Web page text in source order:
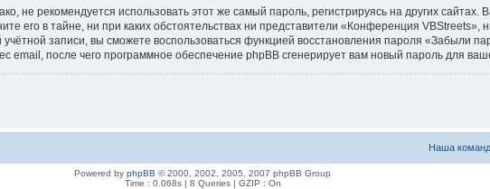
рекомендуется использовать этот же самый пароль, регистрируясь на других сайтах.
его в тайне, ни при каких обстоятельствах ни представители «Конференция VBStreets»,
записи, вы сможете воспользоваться функцией восстановления пароля «Забыли
после чего программное обеспечение phpBB сгенерирует вам новый пароль для
Наша
Powered by phpBB © 2000, 2002, 2005, 2007 phpBB Group
Time : 0.068s | 8 Queries | GZIP : On